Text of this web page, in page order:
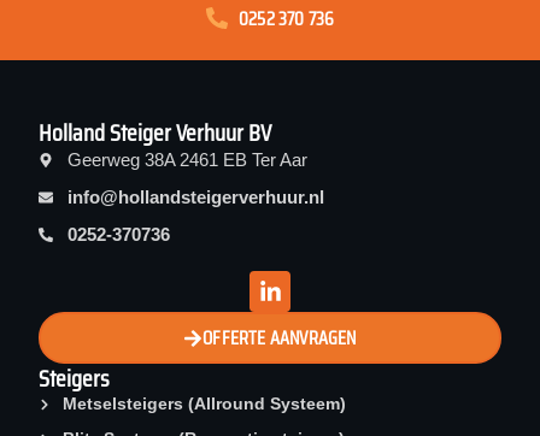
0252 370 736
Holland Steiger Verhuur BV
Geerweg 38A 2461 EB Ter Aar
info@hollandsteigerverhuur.nl
0252-370736
Steigers
Metselsteigers (Allround Systeem)
OFFERTE AANVRAGEN